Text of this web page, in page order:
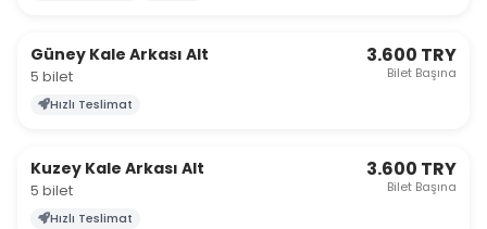
Güney Kale Arkası Alt
5 bilet
3.600 TRY
Bilet Başına
Hızlı Teslimat
Kuzey Kale Arkası Alt
5 bilet
3.600 TRY
Bilet Başına
Hızlı Teslimat